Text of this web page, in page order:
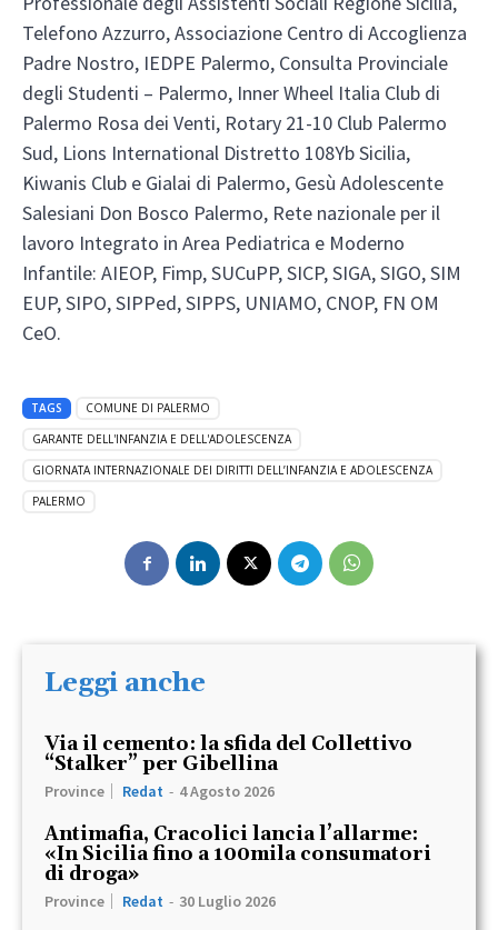
Telefono Azzurro, Associazione Centro di Accoglienza
Padre Nostro, IEDPE Palermo, Consulta Provinciale
degli Studenti – Palermo, Inner Wheel Italia Club di
Palermo Rosa dei Venti, Rotary 21-10 Club Palermo
Sud, Lions International Distretto 108Yb Sicilia,
Kiwanis Club e Gialai di Palermo, Gesù Adolescente
Salesiani Don Bosco Palermo, Rete nazionale per il
lavoro Integrato in Area Pediatrica e Moderno
Infantile: AIEOP, Fimp, SUCuPP, SICP, SIGA, SIGO, SIM
EUP, SIPO, SIPPed, SIPPS, UNIAMO, CNOP, FN OM
CeO.
TAGS
COMUNE DI PALERMO
GARANTE DELL'INFANZIA E DELL'ADOLESCENZA
GIORNATA INTERNAZIONALE DEI DIRITTI DELL’INFANZIA E ADOLESCENZA
PALERMO
Leggi anche
Via il cemento: la sfida del Collettivo
“Stalker” per Gibellina
Province Redat - 4 Agosto 2026
Antimafia, Cracolici lancia l’allarme:
«In Sicilia fino a 100mila consumatori
di droga»
Province Redat - 30 Luglio 2026